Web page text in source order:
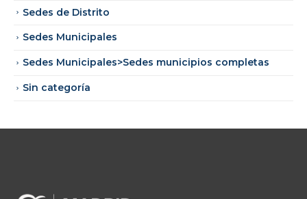
Sedes de Distrito
Sedes Municipales
Sedes Municipales>Sedes municipios completas
Sin categoría